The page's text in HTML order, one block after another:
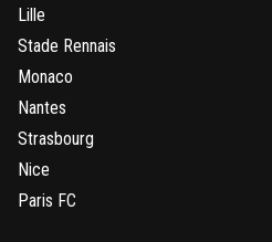
Lille
Stade Rennais
Monaco
Nantes
Strasbourg
Nice
Paris FC